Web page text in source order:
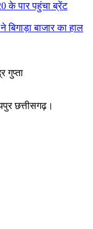
के पार पहुंचा ब्रेंट
बाजार का हाल
गुप्ता
छत्तीसगढ़।